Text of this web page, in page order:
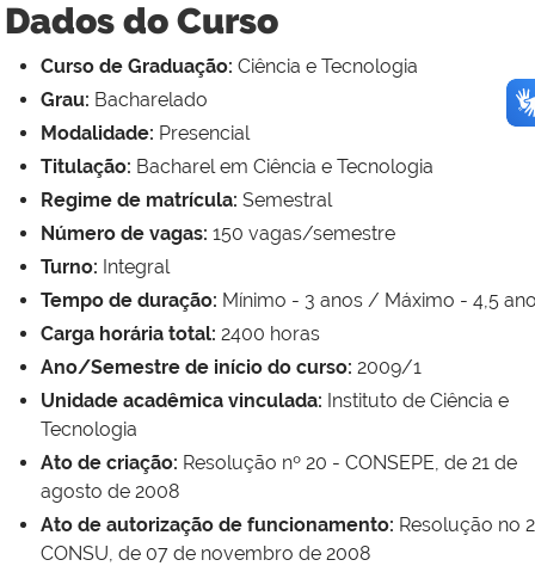
Dados do Curso
Curso de Graduação: Ciência e Tecnologia
Grau: Bacharelado
Modalidade: Presencial
Titulação: Bacharel em Ciência e Tecnologia
Regime de matrícula: Semestral
Número de vagas: 150 vagas/semestre
Turno: Integral
Tempo de duração: Mínimo - 3 anos / Máximo - 4,5
Carga horária total: 2400 horas
Ano/Semestre de início do curso: 2009/1
Unidade acadêmica vinculada: Instituto de Ciência e
Tecnologia
Ato de criação: Resolução nº 20 - CONSEPE, de 21 de
agosto de 2008
Ato de autorização de funcionamento: Resolução no
CONSU, de 07 de novembro de 2008